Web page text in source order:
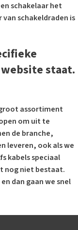
schakelaar het
schakeldraden is
staat.
assortiment
om uit te
de branche,
leveren, ook als we
kabels speciaal
nog niet bestaat.
dan gaan we snel